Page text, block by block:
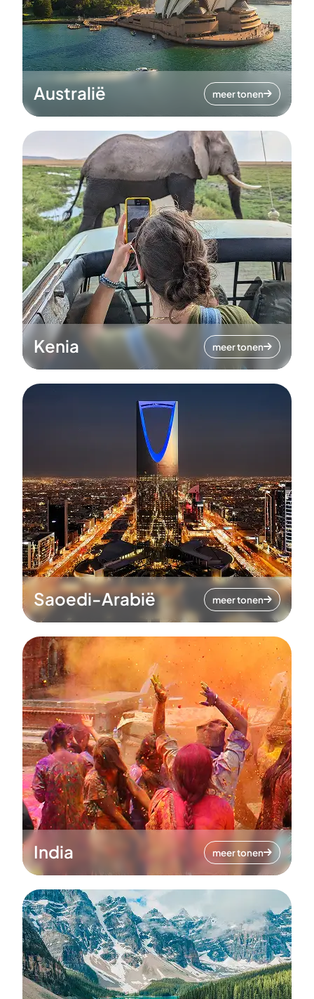
Australië meer tonen
Kenia meer tonen
Saoedi-Arabië meer tonen
India meer tonen